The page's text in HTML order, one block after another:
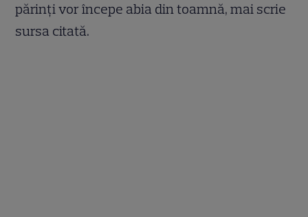
părinți vor începe abia din toamnă, mai scrie
sursa citată.